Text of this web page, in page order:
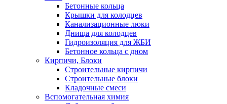
Бетонные кольца
Крышки для колодцев
Канализационные люки
Днища для колодцев
Гидроизоляция для ЖБИ
Бетонное кольца с дном
Кирпичи, Блоки
Строительные кирпичи
Строительные блоки
Кладочные смеси
Вспомогательная химия